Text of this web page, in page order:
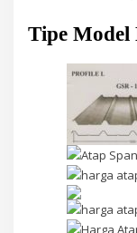
Tipe